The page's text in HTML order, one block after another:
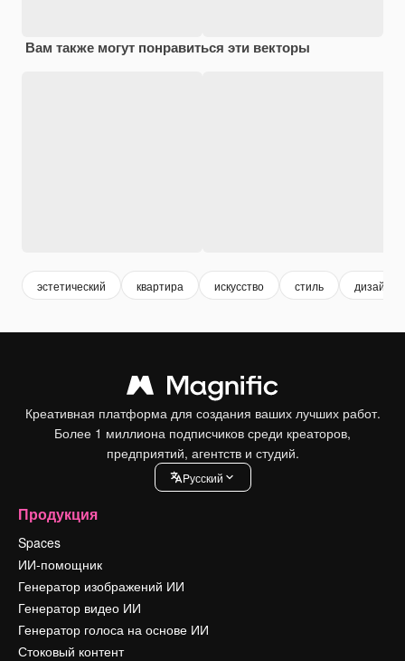
Вам также могут понравиться эти векторы
эстетический квартира искусство стиль дизайн
Креативная платформа для создания ваших лучших работ.
Более 1 миллиона подписчиков среди креаторов,
предприятий, агентств и студий.
Pусский
Продукция
Spaces
ИИ-помощник
Генератор изображений ИИ
Генератор видео ИИ
Генератор голоса на основе ИИ
Стоковый контент